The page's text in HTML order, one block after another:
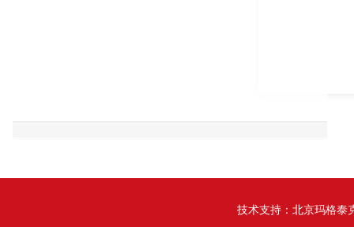
技术支持： 北京玛格泰